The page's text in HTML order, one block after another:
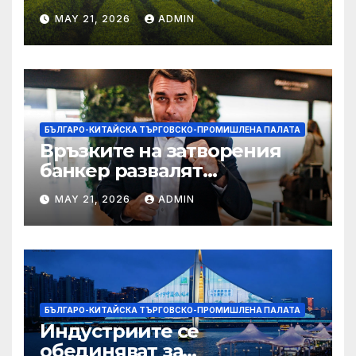
MAY 21, 2026 ADMIN
БЪЛГАРО-КИТАЙСКА ТЪРГОВСКО-ПРОМИШЛЕНА ПАЛАТА
Връзките на затворения
банкер развалят
надеждите на Флавио
Болсонаро за президент на
Бразилия
MAY 21, 2026 ADMIN
БЪЛГАРО-КИТАЙСКА ТЪРГОВСКО-ПРОМИШЛЕНА ПАЛАТА
Индустриите се
обединяват за